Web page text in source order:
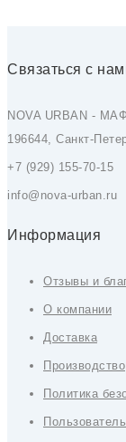
Связаться с
NOVA URBAN -
196644, Санкт-
+7 (929) 155-70-15
info@nova-urban.ru
Информация
Отзывы и
О компании
Доставка
Производство
Политика